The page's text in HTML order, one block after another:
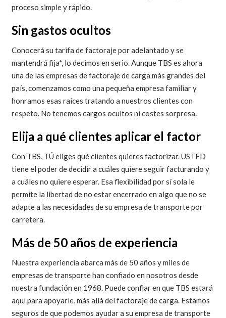
proceso simple y rápido.
Sin gastos ocultos
Conocerá su tarifa de factoraje por adelantado y se
mantendrá fija*, lo decimos en serio. Aunque TBS es ahora
una de las empresas de factoraje de carga más grandes del
país, comenzamos como una pequeña empresa familiar y
honramos esas raíces tratando a nuestros clientes con
respeto. No tenemos cargos ocultos ni costes sorpresa.
Elija a qué clientes aplicar el factor
Con TBS, TÚ eliges qué clientes quieres factorizar. USTED
tiene el poder de decidir a cuáles quiere seguir facturando y
a cuáles no quiere esperar. Esa flexibilidad por sí sola le
permite la libertad de no estar encerrado en algo que no se
adapte a las necesidades de su empresa de transporte por
carretera.
Más de 50 años de experiencia
Nuestra experiencia abarca más de 50 años y miles de
empresas de transporte han confiado en nosotros desde
nuestra fundación en 1968. Puede confiar en que TBS estará
aquí para apoyarle, más allá del factoraje de carga. Estamos
seguros de que podemos ayudar a su empresa de transporte